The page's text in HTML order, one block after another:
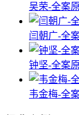
吴荣-全案
闫朝广-全
钟坚-全案
韦金梅-全